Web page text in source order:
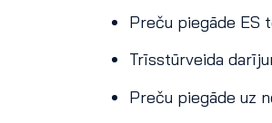
Preču piegāde ES
Trīsstūrveida
Preču piegāde uz